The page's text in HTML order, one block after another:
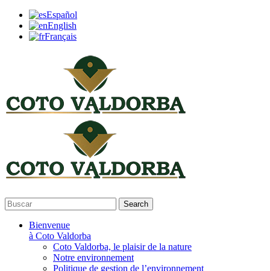
Español
English
Français
Search
Bienvenue
à Coto Valdorba
Coto Valdorba, le plaisir de la nature
Notre environnement
Politique de gestion de l’environnement